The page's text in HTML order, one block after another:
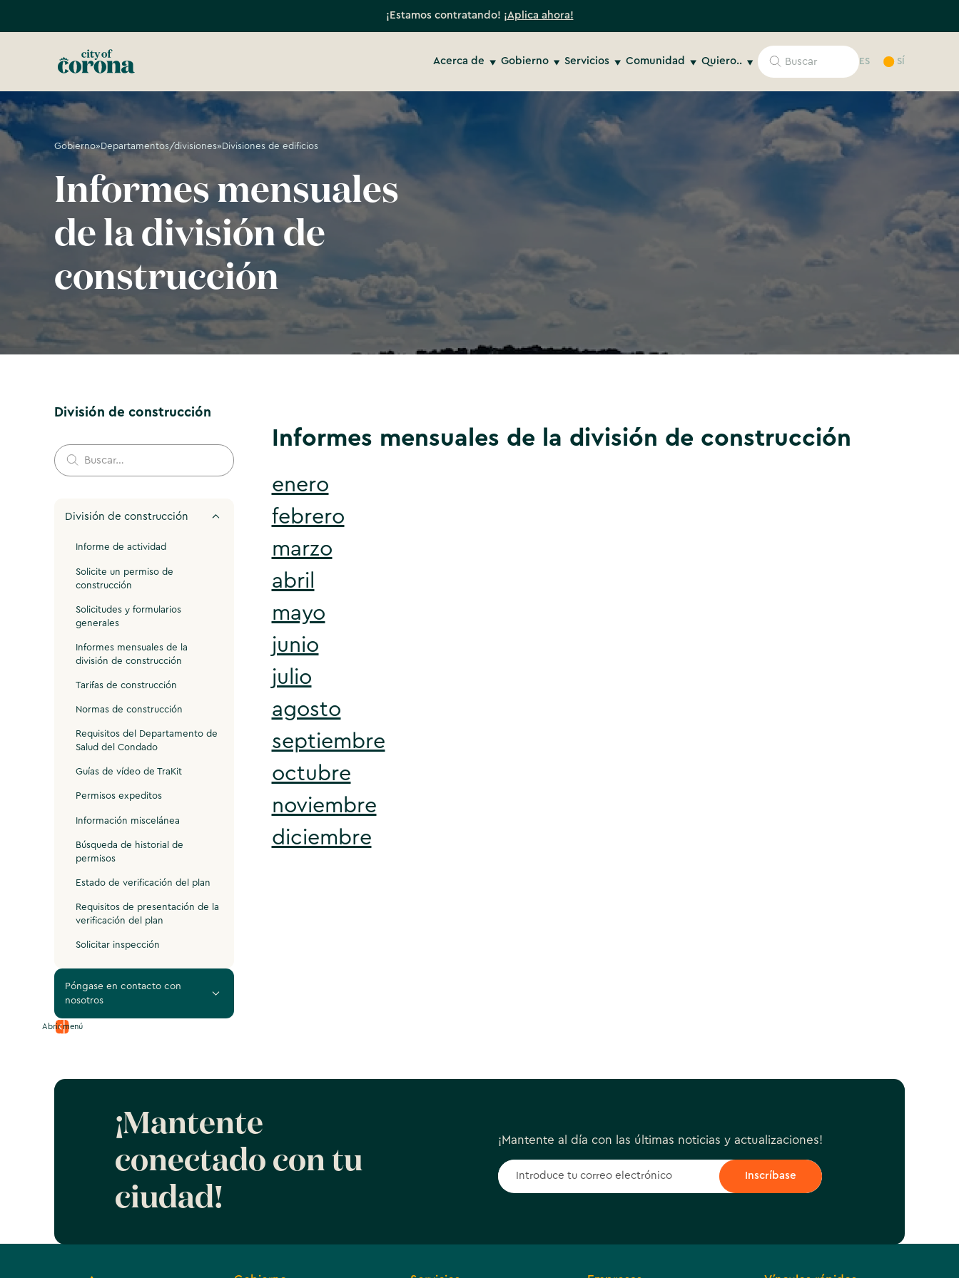
¡Estamos contratando! ¡Aplica ahora!
Acerca de Gobierno Servicios Comunidad Quiero.. ES SÍ
Gobierno»Departamentos/divisiones» Divisiones de edificios
Informes mensuales
de la división de
construcción
División de construcción
División de construcción
Informe de actividad
Solicite un permiso de
construcción
Solicitudes y formularios
generales
Informes mensuales de la
división de construcción
Tarifas de construcción
Normas de construcción
Requisitos del Departamento de
Salud del Condado
Guías de vídeo de TraKit
Permisos expeditos
Información miscelánea
Búsqueda de historial de
permisos
Estado de verificación del plan
Requisitos de presentación de la
verificación del plan
Solicitar inspección
Póngase en contacto con
nosotros
‍ PLANIFICACIÓN Y DESARROLLO
El Ayuntamiento de Corona está
abierto de lunes a jueves de 7 a.m.
a 6 p.m. Cerrado los viernes.
951-736-2250
Inspección de correo electrónico
Abrir menú
Informes mensuales de la división de construcción
enero
febrero
marzo
abril
mayo
junio
julio
agosto
septiembre
octubre
noviembre
diciembre
¡Mantente
conectado con tu
ciudad!
¡Mantente al día con las últimas noticias y actualizaciones!